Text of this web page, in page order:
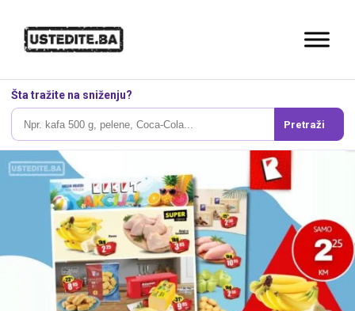
Šta tražite na sniženju?
Pretraži